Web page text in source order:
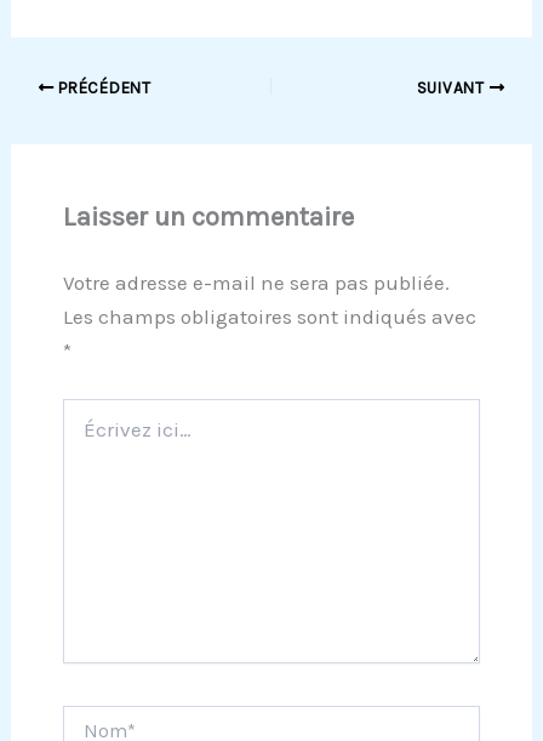
PRÉCÉDENT SUIVANT
Laisser un commentaire
Votre adresse e-mail ne sera pas publiée.
Les champs obligatoires sont indiqués avec
*
ici…